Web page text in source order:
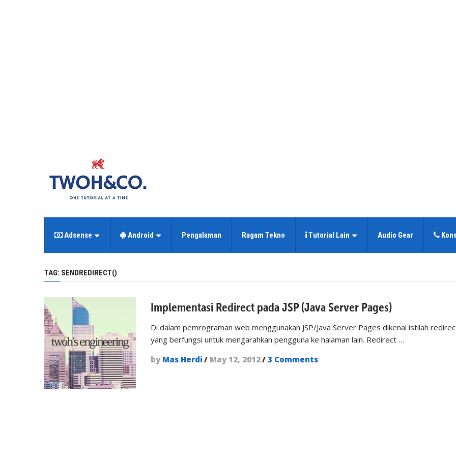
Adsense Android Pengalaman Ragam Tekno Tutorial Lain Audio Gear
TAG: SENDREDIRECT()
Implementasi Redirect pada JSP (Java Server Pages)
Di dalam pemrograman web menggunakan JSP/Java Server Pages dikenal istilah
yang berfungsi untuk mengarahkan pengguna ke halaman lain. Redirect …
by Mas Herdi / May 12, 2012/ 3 Comments